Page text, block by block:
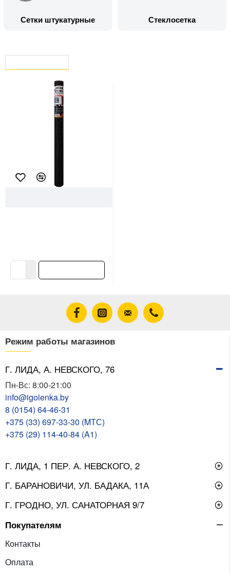
Сетки штукатурные Стеклосетка
Режим работы магазинов
Г. ЛИДА, А. НЕВСКОГО, 76
Пн-Вс: 8:00-21:00
info@igolenka.by
8 (0154) 64-46-31
+375 (33) 697-33-30 (MТС)
+375 (29) 114-40-84 (A1)
Г. ЛИДА, 1 ПЕР. А. НЕВСКОГО, 2
Г. БАРАНОВИЧИ, УЛ. БАДАКА, 11А
Г. ГРОДНО, УЛ. САНАТОРНАЯ 9/7
Покупателям
Контакты
Оплата